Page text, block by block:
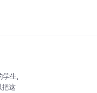
学生,
把这